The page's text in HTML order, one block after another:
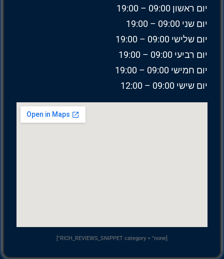
יום ראשון 09:00 – 19:00
יום שני 09:00 – 19:00
יום שלישי 09:00 – 19:00
יום רביעי 09:00 – 19:00
יום חמישי 09:00 – 19:00
יום שישי 09:00 – 12:00
[RICH_REVIEWS_SNIPPET category = "none"]